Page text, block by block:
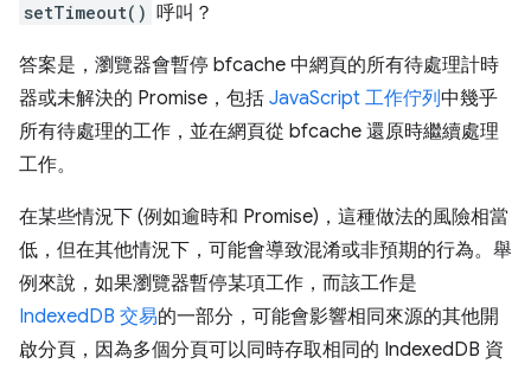
setTimeout() 呼叫？
答案是，瀏覽器會暫停 bfcache 中網頁的所有待處理計時
器或未解決的 Promise，包括 JavaScript 工作佇列中幾乎
所有待處理的工作，並在網頁從 bfcache 還原時繼續處理
工作。
在某些情況下 (例如逾時和 Promise)，這種做法的風險相當
低，但在其他情況下，可能會導致混淆或非預期的行為。舉
例來說，如果瀏覽器暫停某項工作，而該工作是
IndexedDB 交易的一部分，可能會影響相同來源的其他開
啟分頁，因為多個分頁可以同時存取相同的 IndexedDB 資